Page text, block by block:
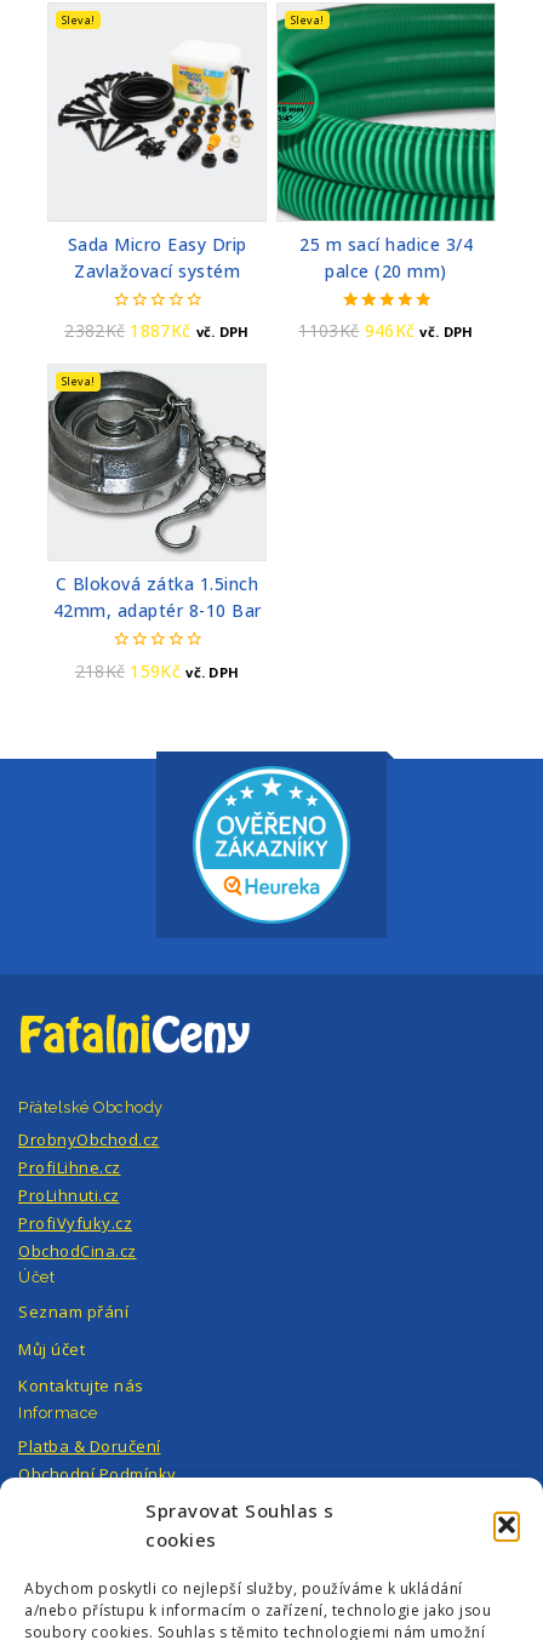
Spravovat Souhlas s
cookies
Abychom poskytli co nejlepší služby, používáme k ukládání
a/nebo přístupu k informacím o zařízení, technologie jako jsou
soubory cookies. Souhlas s těmito technologiemi nám umožní
Sleva!
Sada Micro Easy Drip
Zavlažovací systém
0
z
2382Kč 1887Kč vč. DPH
Sleva!
25 m sací hadice 3/4
palce (20 mm)
5.00
z 5
1103Kč 946Kč vč. DPH
Sleva!
C Bloková zátka 1.5inch
42mm, adaptér 8-10 Bar
0
z
218Kč 159Kč vč. DPH
Přátelské Obchody
DrobnyObchod.cz
ProfiLihne.cz
ProLihnuti.cz
ProfiVyfuky.cz
ObchodCina.cz
Účet
Seznam přání
Můj účet
Kontaktujte nás
Informace
Platba & Doručení
Obchodní Podmínky
Ochrana Osobních Údajů
Kontaktujte nás